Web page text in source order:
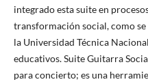
integrado esta suite en
transformación social, como se
la Universidad Técnica
educativos. Suite Guitarra
para concierto; es una